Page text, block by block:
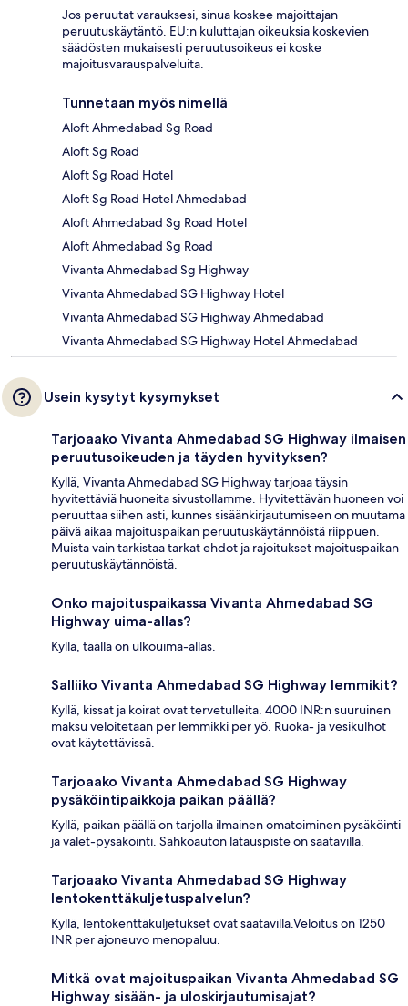
Jos peruutat varauksesi, sinua koskee majoittajan
peruutuskäytäntö. EU:n kuluttajan oikeuksia koskevien
säädösten mukaisesti peruutusoikeus ei koske
majoitusvarauspalveluita.
Tunnetaan myös nimellä
Aloft Ahmedabad Sg Road
Aloft Sg Road
Aloft Sg Road Hotel
Aloft Sg Road Hotel Ahmedabad
Aloft Ahmedabad Sg Road Hotel
Aloft Ahmedabad Sg Road
Vivanta Ahmedabad Sg Highway
Vivanta Ahmedabad SG Highway Hotel
Vivanta Ahmedabad SG Highway Ahmedabad
Vivanta Ahmedabad SG Highway Hotel Ahmedabad
Usein kysytyt kysymykset
Tarjoaako Vivanta Ahmedabad SG Highway ilmaisen
peruutusoikeuden ja täyden hyvityksen?
Kyllä, Vivanta Ahmedabad SG Highway tarjoaa täysin
hyvitettäviä huoneita sivustollamme. Hyvitettävän huoneen voi
peruuttaa siihen asti, kunnes sisäänkirjautumiseen on muutama
päivä aikaa majoituspaikan peruutuskäytännöistä riippuen.
Muista vain tarkistaa tarkat ehdot ja rajoitukset majoituspaikan
peruutuskäytännöistä.
Onko majoituspaikassa Vivanta Ahmedabad SG
Highway uima-allas?
Kyllä, täällä on ulkouima-allas.
Salliiko Vivanta Ahmedabad SG Highway lemmikit?
Kyllä, kissat ja koirat ovat tervetulleita. 4000 INR:n suuruinen
maksu veloitetaan per lemmikki per yö. Ruoka- ja vesikulhot
ovat käytettävissä.
Tarjoaako Vivanta Ahmedabad SG Highway
pysäköintipaikkoja paikan päällä?
Kyllä, paikan päällä on tarjolla ilmainen omatoiminen pysäköinti
ja valet-pysäköinti. Sähköauton latauspiste on saatavilla.
Tarjoaako Vivanta Ahmedabad SG Highway
lentokenttäkuljetuspalvelun?
Kyllä, lentokenttäkuljetukset ovat saatavilla.Veloitus on 1250
INR per ajoneuvo menopaluu.
Mitkä ovat majoituspaikan Vivanta Ahmedabad SG
Highway sisään- ja uloskirjautumisajat?